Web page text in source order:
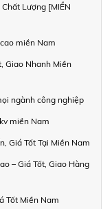
Lượng [MIỀN
miền Nam
Giao Nhanh Miền
ngành công nghiệp
miền Nam
Giá Tốt Tại Miền Nam
– Giá Tốt, Giao Hàng
Tốt Miền Nam